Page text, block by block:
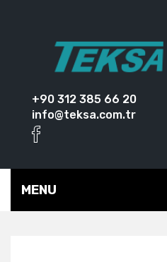
+90 312 385 66 20
info@teksa.com.tr
MENU